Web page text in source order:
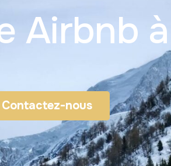
Airbnb à
Contactez-nous